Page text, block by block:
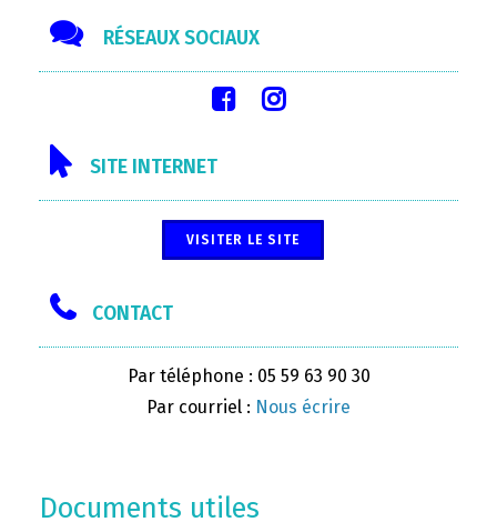
RÉSEAUX SOCIAUX
SITE INTERNET
VISITER LE SITE
CONTACT
Par téléphone : 05 59 63 90 30
Par courriel : Nous écrire
Documents utiles